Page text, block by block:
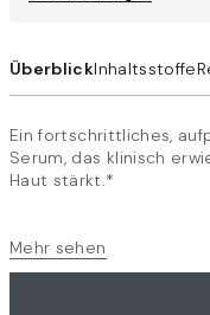
ÜberblickInhaltsstoffe
Ein fortschrittliches,
Serum, das klinisch
Haut stärkt.*
Mehr sehen